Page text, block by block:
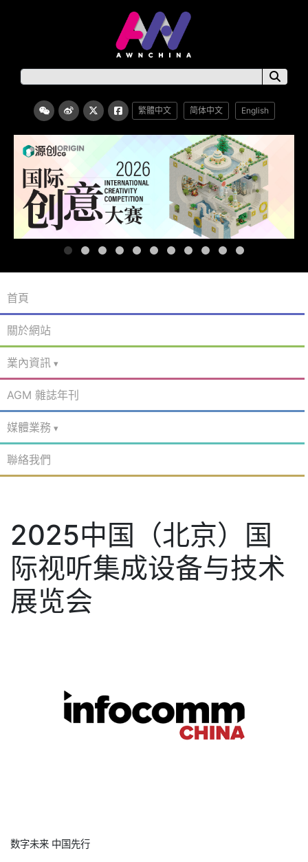
繁體中文 简体中文 English
首頁
關於網站
業內資訊
AGM 雜誌年刊
媒體業務
聯絡我們
2025中国（北京）国
际视听集成设备与技术
展览会
数字未来 中国先行